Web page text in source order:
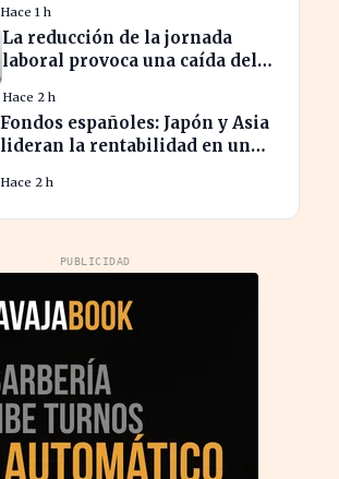
empresarial en Asturias
Hace 1 h
La reducción de la jornada
laboral provoca una caída del
española
Hace 2 h
Fondos españoles: Japón y Asia
lideran la rentabilidad en un
Hace 2 h
PUBLICIDAD